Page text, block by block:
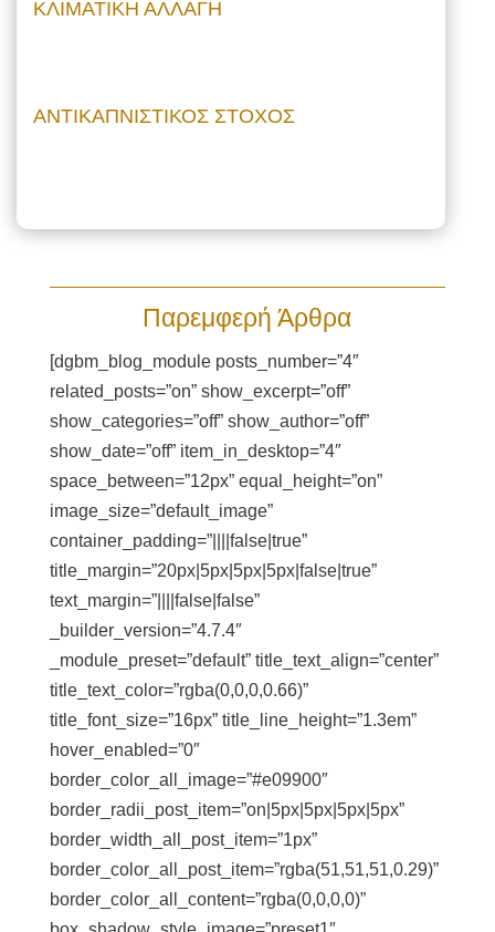
ΚΛΙΜΑΤΙΚΗ ΑΛΛΑΓΗ
ΑΝΤΙΚΑΠΝΙΣΤΙΚΟΣ ΣΤΟΧΟΣ
Παρεμφερή Άρθρα
[dgbm_blog_module posts_number=”4″
related_posts=”on” show_excerpt=”off”
show_categories=”off” show_author=”off”
show_date=”off” item_in_desktop=”4″
space_between=”12px” equal_height=”on”
image_size=”default_image”
container_padding=”||||false|true”
title_margin=”20px|5px|5px|5px|false|true”
text_margin=”||||false|false”
_builder_version=”4.7.4″
_module_preset=”default” title_text_align=”center”
title_text_color=”rgba(0,0,0,0.66)”
title_font_size=”16px” title_line_height=”1.3em”
hover_enabled=”0″
border_color_all_image=”#e09900″
border_radii_post_item=”on|5px|5px|5px|5px”
border_width_all_post_item=”1px”
border_color_all_post_item=”rgba(51,51,51,0.29)”
border_color_all_content=”rgba(0,0,0,0)”